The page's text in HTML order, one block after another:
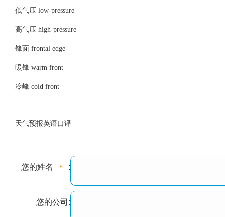
低气压 low-pressure
高气压 high-pressure
锋面 frontal edge
暖锋 warm front
冷峰 cold front
天气预报英语口译
您的姓名 :
您的公司: